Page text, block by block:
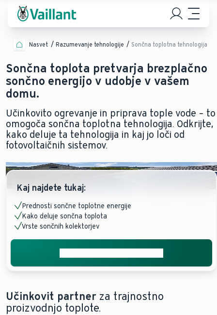
Nasvet Razumevanje tehnologije Sončna toplotna tehnologija
Sončna toplota pretvarja brezplačno
sončno energijo v udobje v vašem
domu.
Učinkovito ogrevanje in priprava tople vode – to
omogoča sončna toplotna tehnologija. Odkrijte,
kako deluje ta tehnologija in kaj jo loči od
fotovoltaičnih sistemov.
Kaj najdete tukaj:
Prednosti sončne toplotne energije
Kako deluje sončna toplota
Vrste sončnih kolektorjev
Učinkovit partner za trajnostno
proizvodnjo toplote.